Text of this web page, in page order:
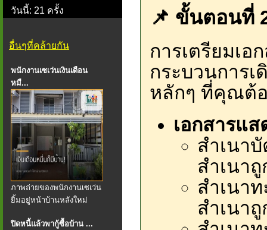
วันนี้: 21 ครั้ง
อื่นๆที่คล้ายกัน
พนักงานเซเว่นเงินเดือน
หมื...
ภาพถ่ายของพนักงานเซเว่น
ยิ้มอยู่หน้าบ้านหลังใหม่
ปิดหนี้แล้วพากู้ซื้อบ้าน ...
📌 ขั้นตอนที่
การเตรียมเ
กระบวนการเ
หลักๆ ที่คุณต้
เอกสารแ
สำเนา
สำเนา
สำเนา
สำเนา